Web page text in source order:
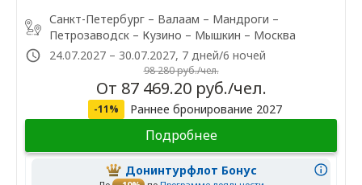
Санкт-Петербург – Валаам – Мандроги –
Петрозаводск – Кузино – Мышкин – Москва
24.07.2027 – 30.07.2027, 7 дней/6 ночей
98 280 руб./чел.
От 87 469.20 руб./чел.
-11% Раннее бронирование 2027
Подробнее
Донинтурфлот Бонус